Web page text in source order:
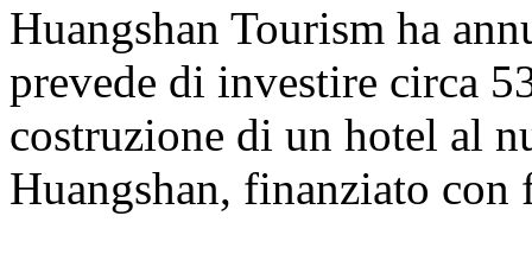
Huangshan Tourism ha
prevede di investire circa
costruzione di un hotel al
Huangshan, finanziato